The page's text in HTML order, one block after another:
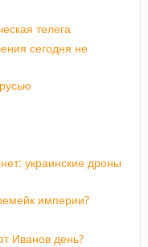
телега
сегодня не
украинские дроны
империи?
Иванов день?